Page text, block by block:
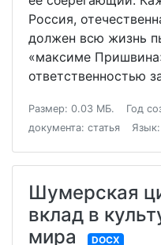
Россия,
должен всю жизнь
«максиме
ответственностью
Размер: 0.03 МБ. Год
документа: статья
Шумерская
вклад в
мира
DOCX